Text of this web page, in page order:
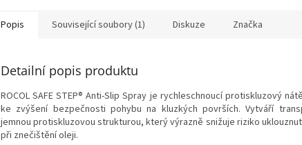
Popis Související soubory (1) Diskuze Značka
Detailní popis produktu
ROCOL SAFE STEP® Anti-Slip Spray je rychleschnoucí protiskluzový
ke zvýšení bezpečnosti pohybu na kluzkých površích. Vytváří
jemnou protiskluzovou strukturou, který výrazně snižuje riziko
při znečištění oleji.